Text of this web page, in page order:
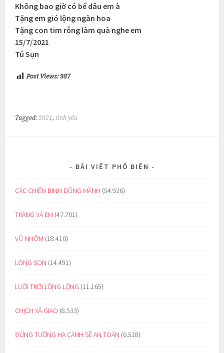
Không bao giờ có bể dâu em à
Tặng em gió lộng ngàn hoa
Tặng con tim rỗng làm quà nghe em
15/7/2021
Tú Sụn
Post Views: 987
Tagged:2021, tình yêu
BÀI VIẾT PHỔ BIẾN
CÁC CHIẾN BINH DŨNG MÃNH (54.926)
TRĂNG VÀ EM (47.701)
VŨ NHÔM (18.410)
LÒNG SON (14.491)
LƯỚI TRỜI LỒNG LỘNG (11.165)
CHỊCH XÃ GIAO (8.533)
ĐỪNG TƯỞNG HẠ CÁNH SẼ AN TOÀN (6.518)